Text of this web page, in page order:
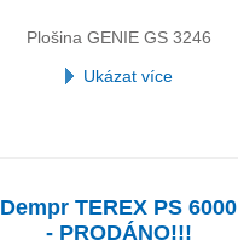
Plošina GENIE GS 3246
Ukázat více
Dempr TEREX PS 6000
- PRODÁNO!!!